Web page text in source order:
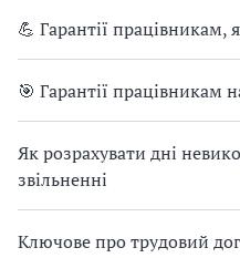
💪 Гарантії працівникам,
🎯 Гарантії працівникам
Як розрахувати дні
звільненні
Ключове про трудовий